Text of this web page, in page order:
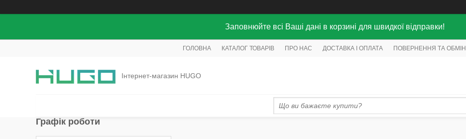
Заповнюйте всі Ваші дані в корзині для швидкої відправки!
ГОЛОВНА КАТАЛОГ ТОВАРІВ ПРО НАС ДОСТАВКА І ОПЛАТА ПОВЕРНЕННЯ ТА ОБМІН
Інтернет-магазин HUGO
Графік роботи